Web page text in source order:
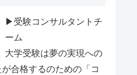
▶受験コンサルタントチ
ーム
大学受験は夢の実現への
合格するのための「コ